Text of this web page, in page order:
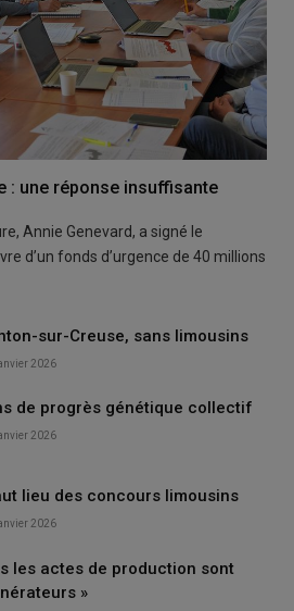
: une réponse insuffisante
Annie Genevard, a signé le
d’un fonds d’urgence de 40 millions
sur-Creuse, sans limousins
2026
de progrès génétique collectif
2026
lieu des concours limousins
2026
les actes de production sont
»